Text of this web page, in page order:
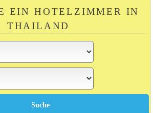
EIN HOTELZIMMER IN
THAILAND